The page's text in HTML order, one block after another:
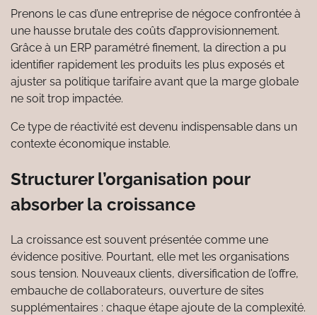
Prenons le cas d’une entreprise de négoce confrontée à
une hausse brutale des coûts d’approvisionnement.
Grâce à un ERP paramétré finement, la direction a pu
identifier rapidement les produits les plus exposés et
ajuster sa politique tarifaire avant que la marge globale
ne soit trop impactée.
Ce type de réactivité est devenu indispensable dans un
contexte économique instable.
Structurer l’organisation pour
absorber la croissance
La croissance est souvent présentée comme une
évidence positive. Pourtant, elle met les organisations
sous tension. Nouveaux clients, diversification de l’offre,
embauche de collaborateurs, ouverture de sites
supplémentaires : chaque étape ajoute de la complexité.